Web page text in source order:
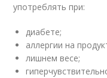
употреблять при:
диабете;
аллергии на
лишнем весе;